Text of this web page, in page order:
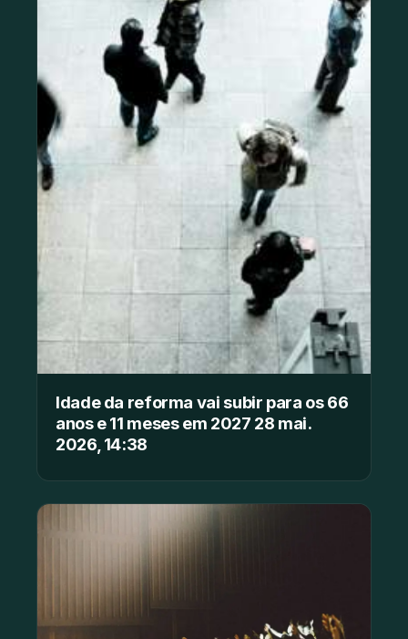
Idade da reforma vai subir para os 66
anos e 11 meses em 2027 28 mai.
2026, 14:38